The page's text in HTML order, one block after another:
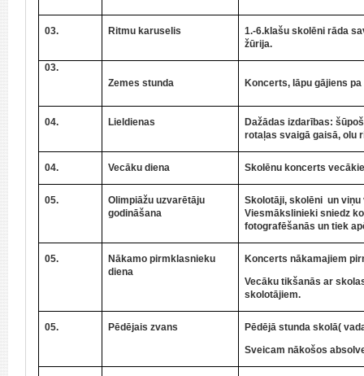
03. Ritmu karuselis
1.-6.klašu skolēni rāda
žūrija.
03.
Zemes stunda
Koncerts, lāpu gājiens
04. Lieldienas Dažādas izdarības:
rotaļas svaigā gaisā, olu
04. Vecāku diena Skolēnu koncerts
05.
Olimpiāžu uzvarētāju
godināšana
Skolotāji, skolēni un
Viesmākslinieki sniedz
fotografēšanās un tiek
05.
Nākamo pirmklasnieku
diena
Koncerts nākamajiem
Vecāku tikšanās ar
skolotājiem.
05. Pēdējais zvans Pēdējā stunda skolā(
Sveicam nākošos